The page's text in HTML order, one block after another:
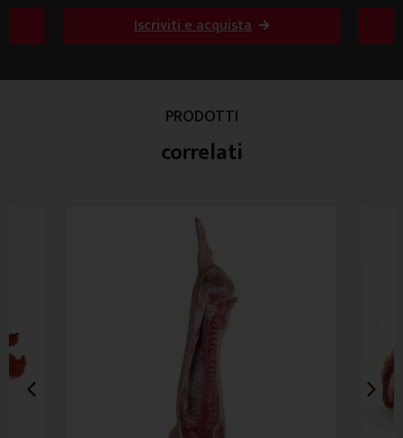
Iscriviti e acquista
PRODOTTI
correlati